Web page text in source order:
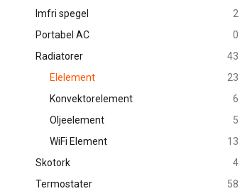
Imfri spegel
2
Portabel AC
0
Radiatorer
43
Elelement
23
Konvektorelement
6
Oljeelement
5
WiFi Element
13
Skotork
4
Termostater
58
250W 230V
899,00 kr